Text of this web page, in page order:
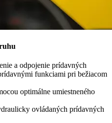
a odpojenie prídavných
funkciami pri bežiacom
optimálne umiestneného
ovládaných prídavných